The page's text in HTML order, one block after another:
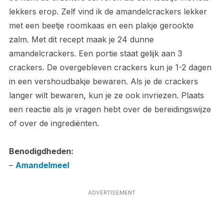
lekkers erop. Zelf vind ik de amandelcrackers lekker
met een beetje roomkaas en een plakje gerookte
zalm. Met dit recept maak je 24 dunne
amandelcrackers. Een portie staat gelijk aan 3
crackers. De overgebleven crackers kun je 1-2 dagen
in een vershoudbakje bewaren. Als je de crackers
langer wilt bewaren, kun je ze ook invriezen. Plaats
een reactie als je vragen hebt over de bereidingswijze
of over de ingrediënten.
Benodigdheden:
– Amandelmeel
ADVERTISEMENT